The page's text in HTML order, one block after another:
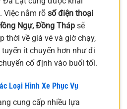
Việc nắm rõ số điện thoại
Ngự, Đồng Tháp sẽ
thời về giá vé và giờ chạy,
ít chuyến hơn như đi
cố định vào buổi tối.
Loại Hình Xe Phục Vụ
cung cấp nhiều lựa